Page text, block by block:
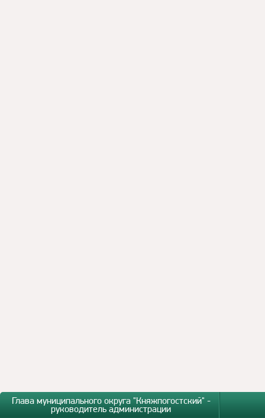
Глава муниципального округа "Княжпогостский" -
руководитель администрации